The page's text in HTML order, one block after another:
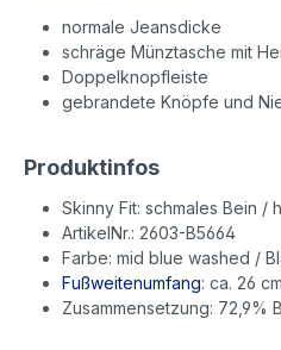
normale Jeansdicke
schräge Münztasche mit
Doppelknopfleiste
gebrandete Knöpfe und
Produktinfos
Skinny Fit: schmales Bein /
ArtikelNr.: 2603-B5664
Farbe: mid blue washed /
Fußweitenumfang: ca. 26
Zusammensetzung: 72,9%